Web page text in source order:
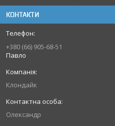
КОНТАКТИ
+380 (66) 905-68-51
Павло
Клондайк
Олександр